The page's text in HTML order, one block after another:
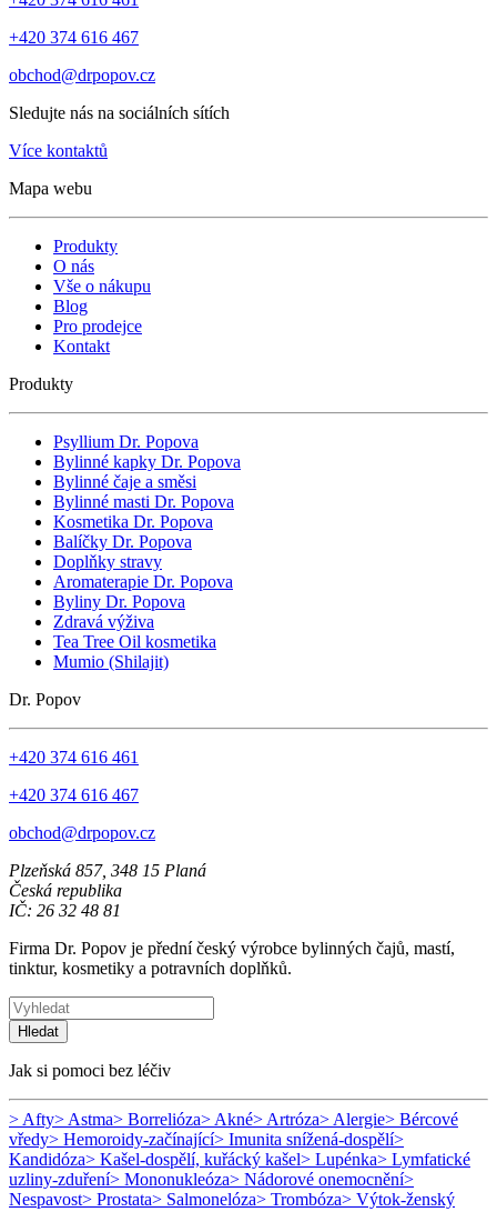
+420 374 616 467
obchod@drpopov.cz
Sledujte nás na sociálních sítích
Více kontaktů
Mapa webu
Produkty
O nás
Vše o nákupu
Blog
Pro prodejce
Kontakt
Produkty
Psyllium Dr. Popova
Bylinné kapky Dr. Popova
Bylinné čaje a směsi
Bylinné masti Dr. Popova
Kosmetika Dr. Popova
Balíčky Dr. Popova
Doplňky stravy
Aromaterapie Dr. Popova
Byliny Dr. Popova
Zdravá výživa
Tea Tree Oil kosmetika
Mumio (Shilajit)
Dr. Popov
+420 374 616 461
+420 374 616 467
obchod@drpopov.cz
Plzeňská 857, 348 15 Planá
Česká republika
IČ: 26 32 48 81
Firma Dr. Popov je přední český výrobce bylinných čajů, mastí,
tinktur, kosmetiky a potravních doplňků.
Hledat
Jak si pomoci bez léčiv
> Afty> Astma> Borrelióza> Akné> Artróza> Alergie> Bércové
vředy> Hemoroidy-začínající> Imunita snížená-dospělí>
Kandidóza> Kašel-dospělí, kuřácký kašel> Lupénka> Lymfatické
uzliny-zduření> Mononukleóza> Nádorové onemocnění>
Nespavost> Prostata> Salmonelóza> Trombóza> Výtok-ženský